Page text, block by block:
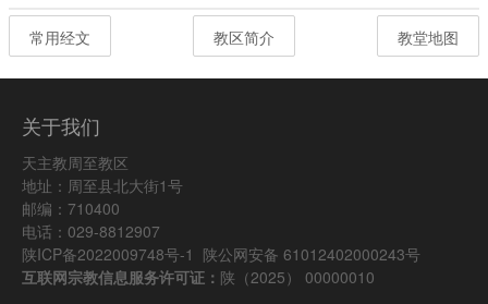
常用经文 教区简介 教堂地图
关于我们
天主教周至教区
地址：周至县北大街1号
邮编：710400
电话：029-8812907
陕ICP备2022009748号-1 陕公网安备 61012402000243号
互联网宗教信息服务许可证： 陕（2025） 00000010